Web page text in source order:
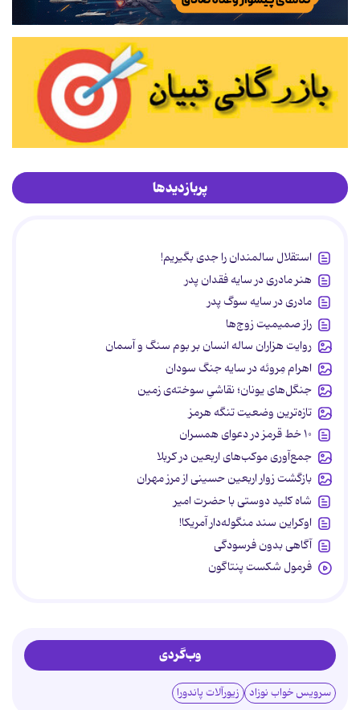
پربازدیدها
استقلال سالمندان را جدی بگیریم!
هنر مادری در سایه‌ فقدان پدر
مادری در سایه سوگ پدر
راز صمیمیت زوج‌ها
روایت هزاران ساله انسان بر بوم سنگ و آسمان
اهرام مِروئه در سایه جنگ سودان
جنگل‌های یونان؛ نقاشیِ سوخته‌ی زمین
تازه‌ترین وضعیت تنگه هرمز
۱۰ خط قرمز در دعوای همسران
جمع‌آوری موکب‌های اربعین در کربلا
بازگشت زوار اربعین حسینی از مرز مهران
شاه کلید دوستی با حضرت امیر
اوکراین سند منگوله‌دار آمریکا!
آگاهی بدون فرسودگی
فرمول شکست پنتاگون
وب‌گردی
سرویس خواب نوزاد زیورآلات پاندورا